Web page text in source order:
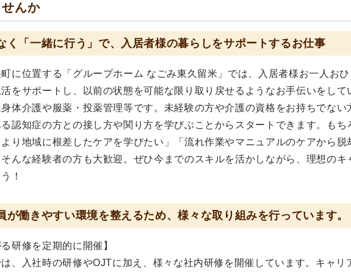
んか
く「一緒に行う」で、入居者様の暮らしをサポートするお仕事
に位置する「グループホーム なごみ東久留米」では、入居者様お一人おひ
をサポートし、以前の状態を可能な限り取り戻せるようなお手伝いをして
体介護や服薬・投薬管理等です。未経験の方や介護の資格をお持ちでない
認知症の方との接し方や関り方を学びぶことからスタートできます。もち
り地域に根差したケアを学びたい」「流れ作業やマニュアルのケアから脱
んな経験者の方も大歓迎。ぜひ今までのスキルを活かしながら、理想のキ
！
働きやすい環境を整えるため、様々な取り組みを行っています。
研修を定期的に開催】
、入社時の研修やOJTに加え、様々な社内研修を開催しています。キャリ